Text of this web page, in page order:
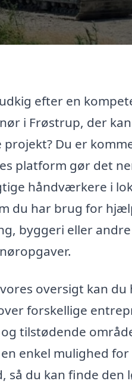
efter en
i Frøstrup, der
Du er
platform gør det
håndværkere i
du har brug for
byggeri eller andre
oversigt kan
forskellige
tilstødende
enkel mulighed
så du kan finde den